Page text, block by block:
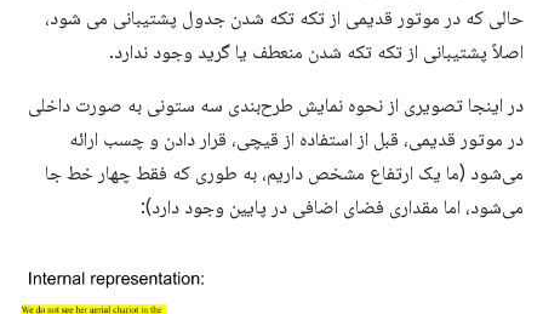
حالی که در موتور قدیمی از تکه تکه شدن جدول پشتیبانی می شود،
اصلاً پشتیبانی از تکه تکه شدن منعطف یا گرید وجود ندارد.
در اینجا تصویری از نحوه نمایش طرح‌بندی سه ستونی به صورت داخلی
در موتور قدیمی، قبل از استفاده از قیچی، قرار دادن و چسب ارائه
می‌شود (ما یک ارتفاع مشخص داریم، به طوری که فقط چهار خط جا
می‌شود، اما مقداری فضای اضافی در پایین وجود دارد):